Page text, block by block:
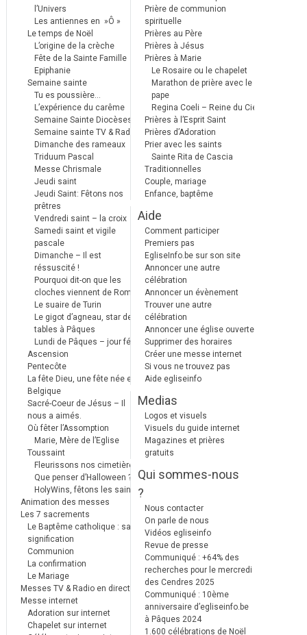
l’Univers
Les antiennes en »Ô »
Le temps de Noël
L’origine de la crèche
Fête de la Sainte Famille
Epiphanie
Semaine sainte
Tu es poussière…
L’expérience du carême
Semaine Sainte Diocèses
Semaine sainte TV & Radio
Dimanche des rameaux
Triduum Pascal
Messe Chrismale
Jeudi saint
Jeudi Saint: Fêtons nos
prêtres
Vendredi saint – la croix
Samedi saint et vigile
pascale
Dimanche – Il est
réssuscité !
Pourquoi dit-on que les
cloches viennent de Rome ?
Le suaire de Turin
Le gigot d’agneau, star des
tables à Pâques
Lundi de Pâques – jour férié
Ascension
Pentecôte
La fête Dieu, une fête née en
Belgique
Sacré-Coeur de Jésus – Il
nous a aimés.
Où fêter l’Assomption
Marie, Mère de l’Eglise
Toussaint
Fleurissons nos cimetières
Que penser d’Halloween ?
HolyWins, fêtons les saints !
Animation des messes
Les 7 sacrements
Le Baptême catholique : sa
signification
Communion
La confirmation
Le Mariage
Messes TV & Radio en direct
Messe internet
Adoration sur internet
Chapelet sur internet
Prière de communion
spirituelle
Prières au Père
Prières à Jésus
Prières à Marie
Le Rosaire ou le chapelet
Marathon de prière avec le
pape
Regina Coeli – Reine du Ciel
Prières à l’Esprit Saint
Prières d’Adoration
Prier avec les saints
Sainte Rita de Cascia
Traditionnelles
Couple, mariage
Enfance, baptême
Aide
Comment participer
Premiers pas
EgliseInfo.be sur son site
Annoncer une autre
célébration
Annoncer un évènement
Trouver une autre
célébration
Annoncer une église ouverte
Supprimer des horaires
Créer une messe internet
Si vous ne trouvez pas
Aide egliseinfo
Medias
Logos et visuels
Visuels du guide internet
Magazines et prières
gratuits
Qui sommes-nous
?
Nous contacter
On parle de nous
Vidéos egliseinfo
Revue de presse
Communiqué : +64% des
recherches pour le mercredi
des Cendres 2025
Communiqué : 10ème
anniversaire d’egliseinfo.be
à Pâques 2024
1.600 célébrations de Noël